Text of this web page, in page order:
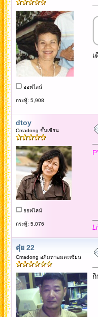
ออฟไลน์
กระทู้: 5,908
dtoy
Cmadong ชั้นเซียน
ออฟไลน์
กระทู้: 5,076
ตุ๋ย 22
Cmadong อภิมหาอมตะเซียน
กิ